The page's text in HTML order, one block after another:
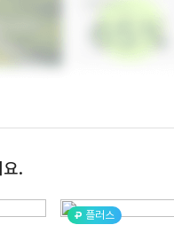
.
플러스